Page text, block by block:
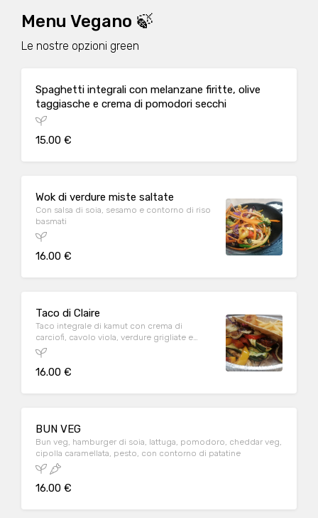
Menu Vegano 🍃
Le nostre opzioni green
Spaghetti integrali con melanzane firitte, olive
taggiasche e crema di pomodori secchi
15.00 €
Wok di verdure miste saltate
Con salsa di soia, sesamo e contorno di riso
basmati
16.00 €
Taco di Claire
Taco integrale di kamut con crema di
carciofi, cavolo viola, verdure grigliate e
pomodorini confit con contorno di fagioli
con cipolla e patatine fritte
16.00 €
BUN VEG
Bun veg, hamburger di soia, lattuga, pomodoro, cheddar veg,
cipolla caramellata, pesto, con contorno di patatine
16.00 €